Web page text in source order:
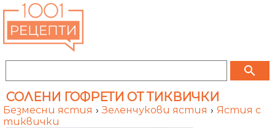
search
СОЛЕНИ ГОФРЕТИ ОТ ТИКВИЧКИ
Безмесни ястия › Зеленчукови ястия › Ястия с
тиквички